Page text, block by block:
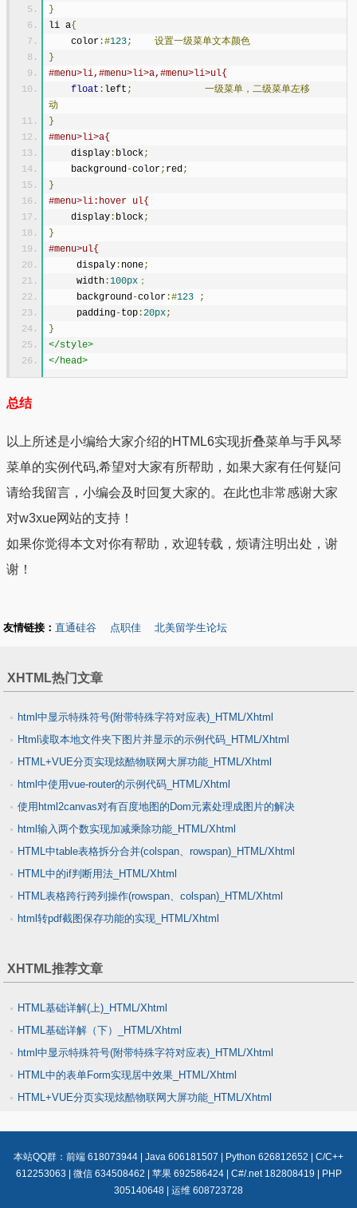
}
li a{
    color
:#123;
设置一级菜单文本颜色
}
#menu>li,#menu>li>a,#menu>li>ul{
float : left ;
一级菜单，二级菜单左移
动
}
#menu>li>a{
    display
: block;
    background
-color; red ;
}
#menu>li:hover ul{
    display
: block;
}
#menu>ul{
     dispaly
: none;
     width
:100px ；
     background
-color:#123
;
     padding
-top :20px;
}
</style>
</head>
总结
以上所述是小编给大家介绍的HTML6实现折叠菜单与手风琴
菜单的实例代码,希望对大家有所帮助，如果大家有任何疑问
请给我留言，小编会及时回复大家的。在此也非常感谢大家
对w3xue网站的支持！
如果你觉得本文对你有帮助，欢迎转载，烦请注明出处，谢
谢！
友情链接： 直通硅谷 点职佳 北美留学生论坛
XHTML热门文章
html中显示特殊符号(附带特殊字符对应表)_HTML/Xhtml
Html读取本地文件夹下图片并显示的示例代码_HTML/Xhtml
HTML+VUE分页实现炫酷物联网大屏功能_HTML/Xhtml
html中使用vue-router的示例代码_HTML/Xhtml
使用html2canvas对有百度地图的Dom元素处理成图片的解决
_HTML/Xhtml
html输入两个数实现加减乘除功能_HTML/Xhtml
HTML中table表格拆分合并(colspan、rowspan)_HTML/Xhtml
HTML中的if判断用法_HTML/Xhtml
HTML表格跨行跨列操作(rowspan、colspan)_HTML/Xhtml
html转pdf截图保存功能的实现_HTML/Xhtml
XHTML推荐文章
HTML基础详解(上)_HTML/Xhtml
HTML基础详解（下）_HTML/Xhtml
html中显示特殊符号(附带特殊字符对应表)_HTML/Xhtml
HTML中的表单Form实现居中效果_HTML/Xhtml
HTML+VUE分页实现炫酷物联网大屏功能_HTML/Xhtml
本站QQ群： 前端 618073944 | Java 606181507 | Python 626812652 | C/C++
612253063 | 微信 634508462 | 苹果 692586424| C#/.net 182808419 | PHP
305140648 | 运维 608723728